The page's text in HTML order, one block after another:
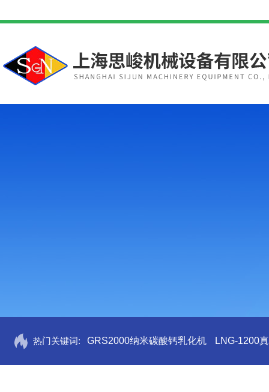
热门关键词: GRS2000纳米碳酸钙乳化机 LNG-1200